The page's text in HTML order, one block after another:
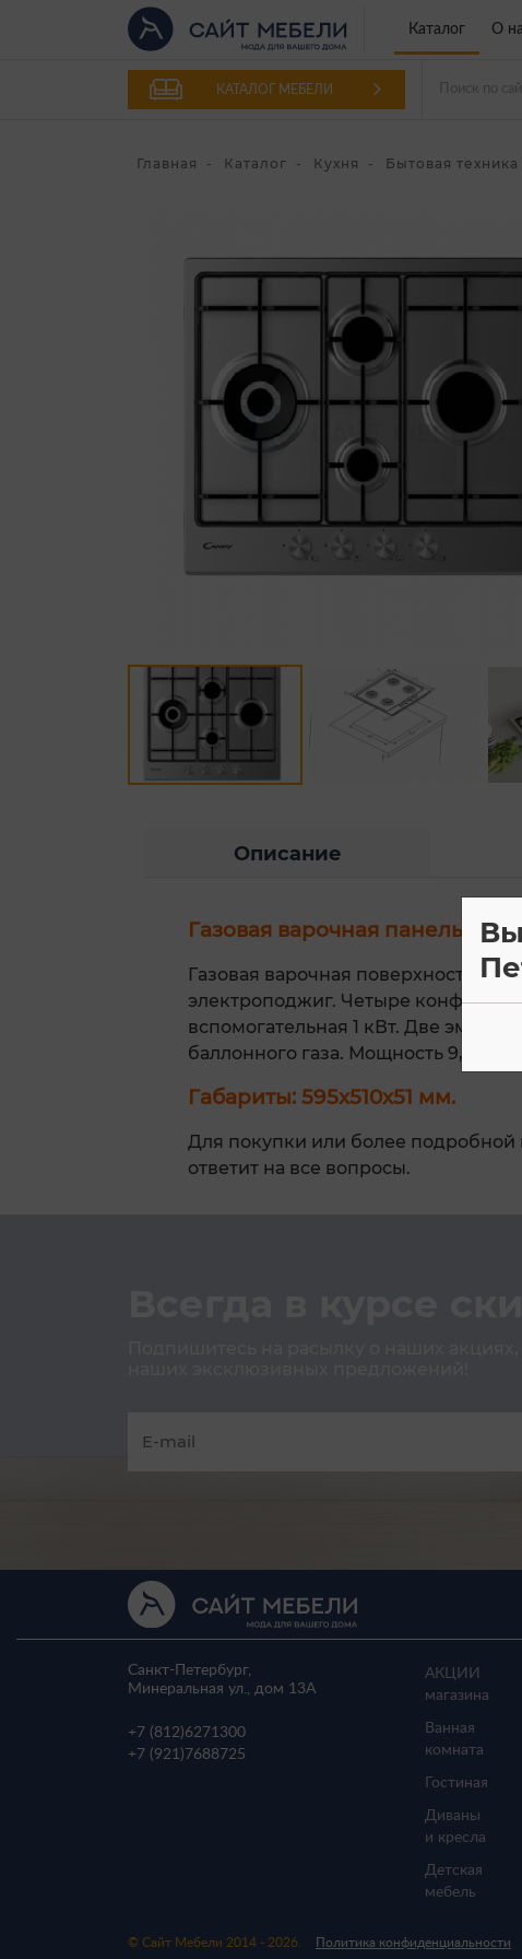
Каталог О
КАТАЛОГ МЕБЕЛИ
Главная Каталог Кухня Бытовая техника
Описание
Газовая варочная панель
Газовая варочная поверхность 60
электроподжиг. Четыре конфорки:
вспомогательная 1 кВт. Две
баллонного газа. Мощность 9,45 кВт
Габариты: 595х510х51 мм.
Для покупки или более
ответит на все вопросы.
Санкт-Петербург,
Минеральная ул., дом 13A
+7 (812)6271300
+7 (921) 7688725
АКЦИИ
магазина
Ванная
комната
Гостиная
Диваны
и кресла
Детская
мебель
© Сайт Мебели 2014 - 2026. Политика конфиденциальности